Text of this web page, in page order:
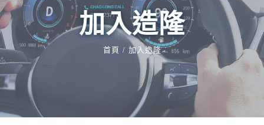
加入造隆
首頁 加入造隆